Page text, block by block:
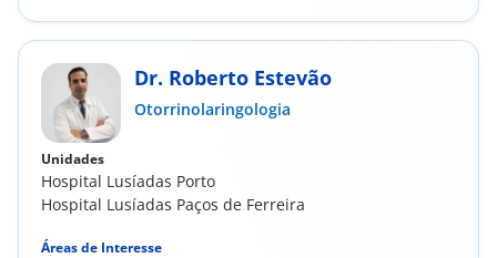
Dr. Roberto Estevão
Otorrinolaringologia
Unidades
Hospital Lusíadas Porto
Hospital Lusíadas Paços de Ferreira
Áreas de Interesse